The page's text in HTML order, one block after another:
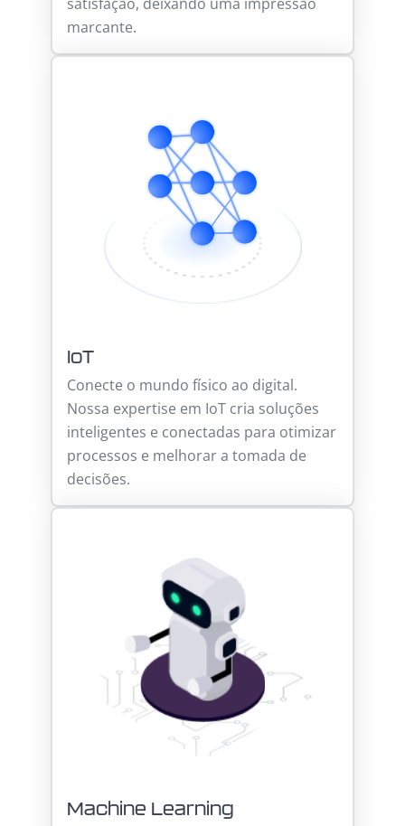
marcante.
IoT
Conecte o mundo físico ao digital.
Nossa expertise em IoT cria soluções
inteligentes e conectadas para otimizar
processos e melhorar a tomada de
decisões.
Machine Learning